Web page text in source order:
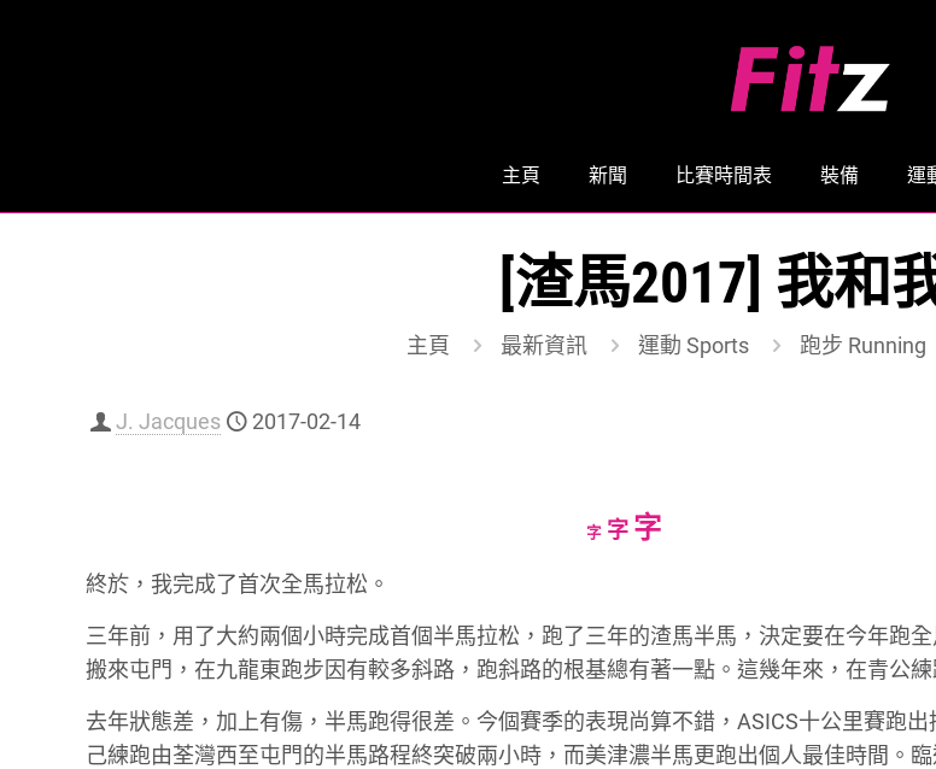
主頁 新聞 比賽時間表 裝備 運
[渣馬2017] 我和
主頁 最新資訊 運動 Sports 跑步 Running
J. Jacques 2017-02-14
字Decrease
字Reset
字Increase
終於，我完成了首次全馬拉松。
三年前，用了大約兩個小時完成首個半馬拉松，跑了三年的渣馬半馬，決定要在今年跑
搬來屯門，在九龍東跑步因有較多斜路，跑斜路的根基總有著一點。這幾年來，在青公練
去年狀態差，加上有傷，半馬跑得很差。今個賽季的表現尚算不錯，ASICS十公里賽跑
己練跑由荃灣西至屯門的半馬路程終突破兩小時，而美津濃半馬更跑出個人最佳時間。